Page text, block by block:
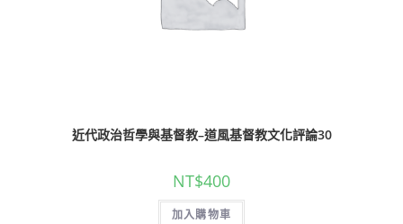
近代政治哲學與基督教–道風基督教文化評論30
NT$400
加入購物車